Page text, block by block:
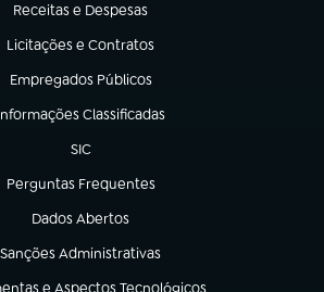
Receitas e Despesas
(abre em nova aba)
Licitações e Contratos
(abre em nova aba)
Empregados Públicos
(abre em nova aba)
Classificadas
em nova aba)
SIC
(abre em nova aba)
Perguntas Frequentes
(abre em nova aba)
Dados Abertos
(abre em nova aba)
Sanções Administrativas
(abre em nova aba)